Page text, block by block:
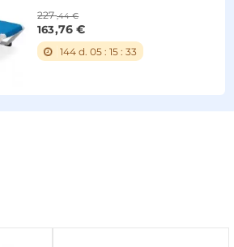
227 ,44 €
163,76 €
144 d. 05 :15 :32